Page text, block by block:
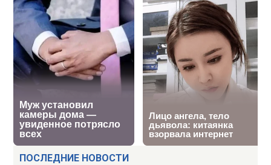
ПОСЛЕДНИЕ НОВОСТИ